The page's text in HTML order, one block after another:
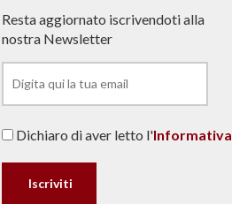
Resta aggiornato iscrivendoti alla
nostra Newsletter
Dichiaro di aver letto l'Informativa